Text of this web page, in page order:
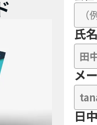
氏
メ
日